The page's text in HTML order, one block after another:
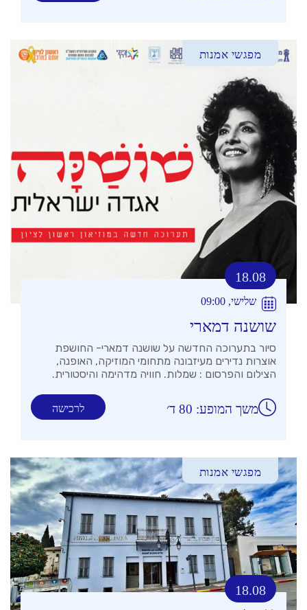
מפגשי אמנות
18.08
שלישי, 09:00
שושנה דמארי
סיור בתערוכה החדשה על שושנה דמארי- החושפת
אוצרות נדירים מעיזבונה מתחומי המוזיקה, האופנה,
הצילום והפרסום : שמלות. חוויה מדהימה והיסטורית.
לרכישה משך המופע: 80 ד׳
מפגשי אמנות
18.08